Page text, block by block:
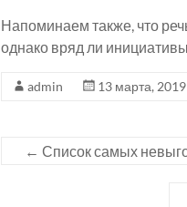
Напоминаем также, что
однако вряд ли
admin 13 марта, 2019
← Список самых